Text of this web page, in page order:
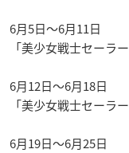
6月5日〜6月11日
「美少女戦士セーラ
6月12日〜6月18日
「美少女戦士セーラ
6月19日〜6月25日